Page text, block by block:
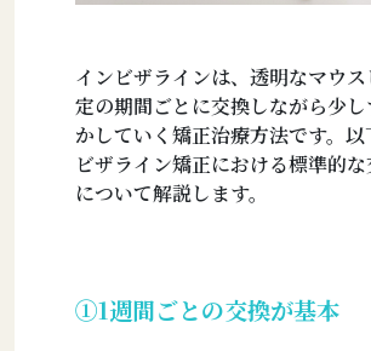
インビザラインは、透明なマウ
定の期間ごとに交換しながら少
かしていく矯正治療方法です。
ビザライン矯正における標準的
について解説します。
①1週間ごとの交換が基本